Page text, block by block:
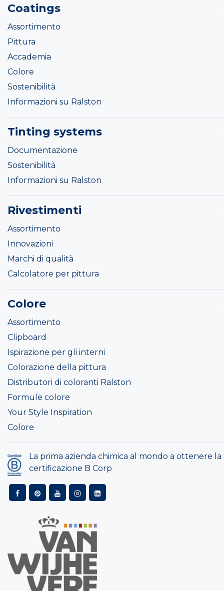
Coatings
Assortimento
Pittura
Accademia
Colore
Sostenibilità
Informazioni su Ralston
Tinting systems
Documentazione
Sostenibilità
Informazioni su Ralston
Rivestimenti
Assortimento
Innovazioni
Marchi di qualità
Calcolatore per pittura
Colore
Assortimento
Clipboard
Ispirazione per gli interni
Colorazione della pittura
Distributori di coloranti Ralston
Formule colore
Your Style Inspiration
Colore
La prima azienda chimica al mondo a ottenere la
certificazione B Corp